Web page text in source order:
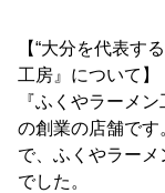
【“大分を代表す
工房』について】
『ふくやラーメ
の創業の店舗です
で、ふくやラーメ
でした。